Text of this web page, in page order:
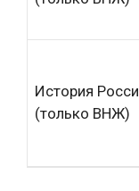
История
(только ВНЖ)